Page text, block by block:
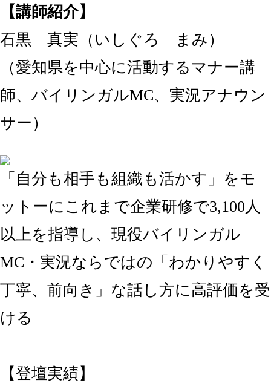
【講師紹介】
石黒 真実（いしぐろ まみ）
（愛知県を中心に活動するマナー講
師、バイリンガルMC、実況アナウン
サー）
「自分も相手も組織も活かす」をモ
ットーにこれまで企業研修で3,100人
以上を指導し、現役バイリンガル
MC・実況ならではの「わかりやすく
丁寧、前向き」な話し方に高評価を受
ける
【登壇実績】